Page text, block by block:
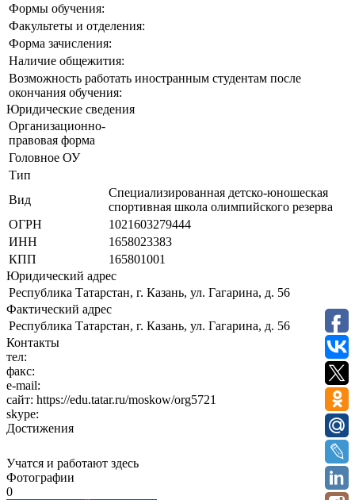
Формы обучения:
Факультеты и отделения:
Форма зачисления:
Наличие общежития:
Возможность работать иностранным студентам после
окончания обучения:
Юридические сведения
Организационно-
правовая форма
Головное ОУ
Тип
Вид
Специализированная детско-юношеская
спортивная школа олимпийского резерва
ОГРН
1021603279444
ИНН
1658023383
КПП
165801001
Юридический адрес
Республика Татарстан, г. Казань, ул. Гагарина, д. 56
Фактический адрес
Республика Татарстан, г. Казань, ул. Гагарина, д. 56
Контакты
тел:
факс:
e-mail:
сайт: https://edu.tatar.ru/moskow/org5721
skype:
Достижения
Учатся и работают здесь
Фотографии
0